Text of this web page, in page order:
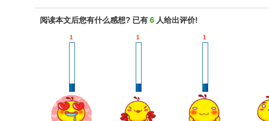
阅读本文后您有什么感想? 已有 6 人给出评价!
1 1 1